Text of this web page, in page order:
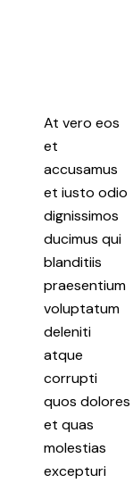
At vero eos
et
accusamus
et iusto odio
dignissimos
ducimus qui
blanditiis
praesentium
voluptatum
deleniti
atque
corrupti
quos dolores
et quas
molestias
excepturi